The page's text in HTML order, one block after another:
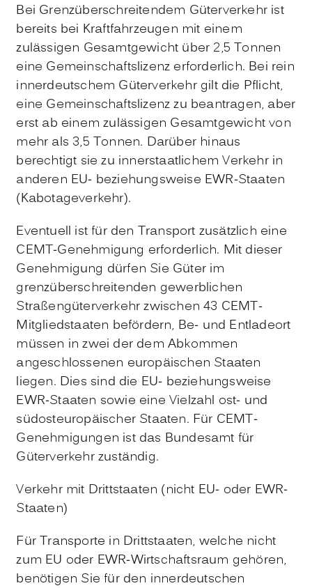
Bei Grenzüberschreitendem Güterverkehr ist
bereits bei Kraftfahrzeugen mit einem
zulässigen Gesamtgewicht über 2,5 Tonnen
eine Gemeinschaftslizenz erforderlich. Bei rein
innerdeutschem Güterverkehr gilt die Pflicht,
eine Gemeinschaftslizenz zu beantragen, aber
erst ab einem zulässigen Gesamtgewicht von
mehr als 3,5 Tonnen. Darüber hinaus
berechtigt sie zu innerstaatlichem Verkehr in
anderen EU- beziehungsweise EWR-Staaten
(Kabotageverkehr).
Eventuell ist für den Transport zusätzlich eine
CEMT-Genehmigung erforderlich. Mit dieser
Genehmigung dürfen Sie Güter im
grenzüberschreitenden gewerblichen
Straßengüterverkehr zwischen 43 CEMT-
Mitgliedstaaten befördern, Be- und Entladeort
müssen in zwei der dem Abkommen
angeschlossenen europäischen Staaten
liegen. Dies sind die EU- beziehungsweise
EWR-Staaten sowie eine Vielzahl ost- und
südosteuropäischer Staaten. Für CEMT-
Genehmigungen ist das Bundesamt für
Güterverkehr zuständig.
Verkehr mit Drittstaaten (nicht EU- oder EWR-
Staaten)
Für Transporte in Drittstaaten, welche nicht
zum EU oder EWR-Wirtschaftsraum gehören,
benötigen Sie für den innerdeutschen